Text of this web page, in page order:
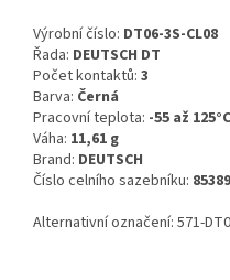
Výrobní číslo: DT06-3S-CL08
Řada: DEUTSCH DT
Počet kontaktů: 3
Barva: Černá
Pracovní teplota: -55 až 125°C
Váha: 11,61 g
Brand: DEUTSCH
Číslo celního sazebníku:
Alternativní označení: 571-